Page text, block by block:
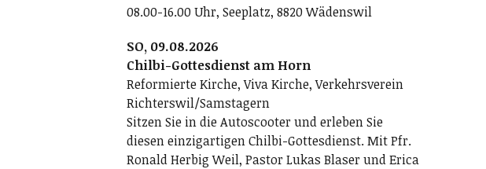
08.00-16.00 Uhr, Seeplatz, 8820 Wädenswil
SO, 09.08.2026
Chilbi-Gottesdienst am Horn
Reformierte Kirche, Viva Kirche, Verkehrsverein
Richterswil/Samstagern
Sitzen Sie in die Autoscooter und erleben Sie
diesen einzigartigen Chilbi-Gottesdienst. Mit Pfr.
Ronald Herbig Weil, Pastor Lukas Blaser und Erica